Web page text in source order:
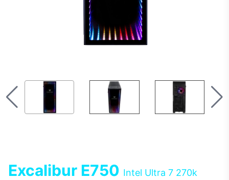
Excalibur E750 Intel Ultra 7 270k